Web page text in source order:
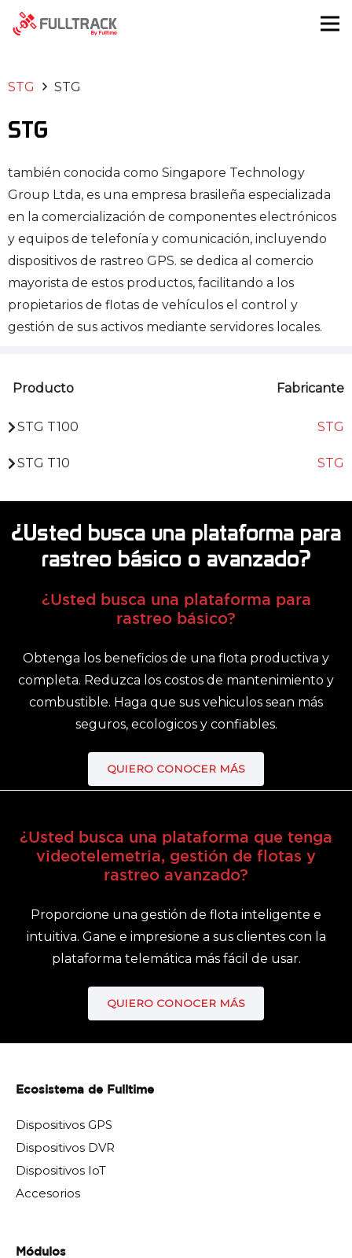
STG STG
STG
también conocida como Singapore Technology
Group Ltda, es una empresa brasileña especializada
en la comercialización de componentes electrónicos
y equipos de telefonía y comunicación, incluyendo
dispositivos de rastreo GPS. se dedica al comercio
mayorista de estos productos, facilitando a los
propietarios de flotas de vehículos el control y
gestión de sus activos mediante servidores locales.
Producto Fabricante
STG T100 STG
STG T10 STG
¿Usted busca una plataforma para
rastreo básico o avanzado?
¿Usted busca una plataforma para
rastreo básico?
Obtenga los beneficios de una flota productiva y
completa. Reduzca los costos de mantenimiento y
combustible. Haga que sus vehiculos sean más
seguros, ecologicos y confiables.
QUIERO CONOCER MÁS
¿Usted busca una plataforma que tenga
videotelemetria, gestión de flotas y
rastreo avanzado?
Proporcione una gestión de flota inteligente e
intuitiva. Gane e impresione a sus clientes con la
plataforma telemática más fácil de usar.
QUIERO CONOCER MÁS
Ecosistema de Fulltime
Dispositivos GPS
Dispositivos DVR
Dispositivos IoT
Accesorios
Módulos